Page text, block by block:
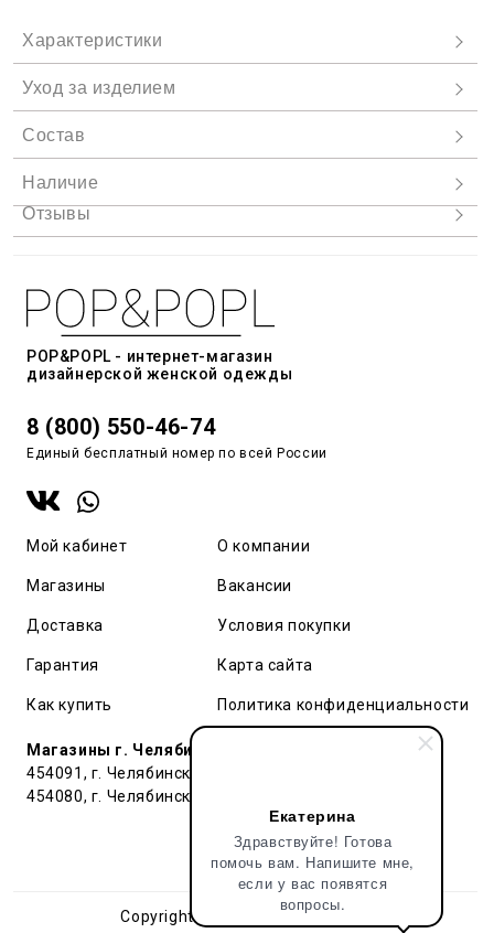
Екатерина
Здравствуйте! Готова
помочь вам. Напишите мне,
если у вас появятся
вопросы.
POP&POPL - интернет-магазин
дизайнерской женской одежды
8 (800) 550-46-74
Единый бесплатный номер по всей России
Мой кабинет
Магазины
Доставка
Гарантия
Как купить
О компании
Вакансии
Условия покупки
Карта сайта
Политика конфиденциальности
Магазины г. Челябинск:
454091, г. Челябинск, ул. Труда, 91 БЦ Гардероб
454080, г. Челябинск, ул. Тернопольская , д. 6
Copyright © 2018 - 2026 Pop&Popl